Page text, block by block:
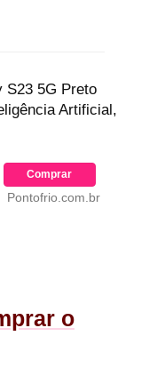
S23 5G Preto
Artificial,
Comprar
Pontofrio.com.br
o